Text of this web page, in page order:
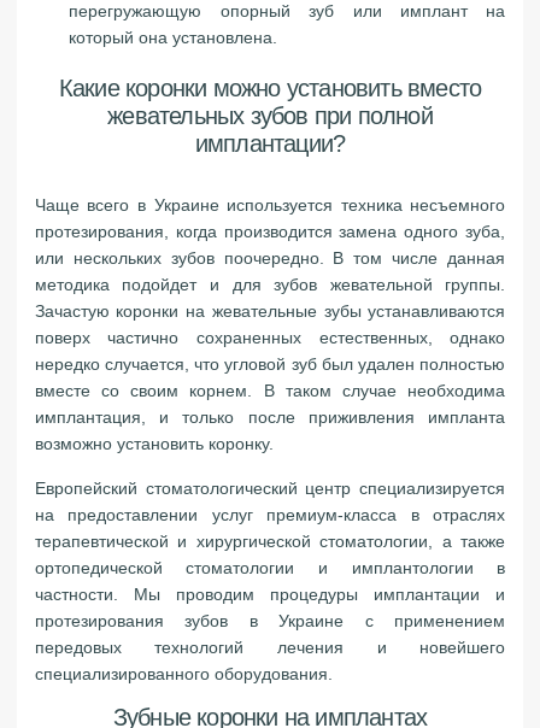
перегружающую опорный зуб или имплант на
который она установлена.
Какие коронки можно установить вместо
жевательных зубов при полной
имплантации?
Чаще всего в Украине используется техника несъемного
протезирования, когда производится замена одного зуба,
или нескольких зубов поочередно. В том числе данная
методика подойдет и для зубов жевательной группы.
Зачастую коронки на жевательные зубы устанавливаются
поверх частично сохраненных естественных, однако
нередко случается, что угловой зуб был удален полностью
вместе со своим корнем. В таком случае необходима
имплантация, и только после приживления импланта
возможно установить коронку.
Европейский стоматологический центр специализируется
на предоставлении услуг премиум-класса в отраслях
терапевтической и хирургической стоматологии, а также
ортопедической стоматологии и имплантологии в
частности. Мы проводим процедуры имплантации и
протезирования зубов в Украине с применением
передовых технологий лечения и новейшего
специализированного оборудования.
Зубные коронки на имплантах